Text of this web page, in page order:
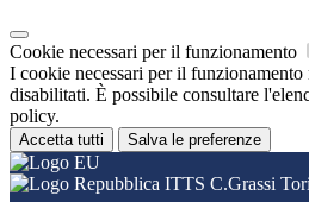
Cookie necessari per il funzionamento
I cookie necessari per il funzionamento
disabilitati. È possibile consultare
policy.
Accetta tutti Salva le preferenze
ITTS C.Grassi